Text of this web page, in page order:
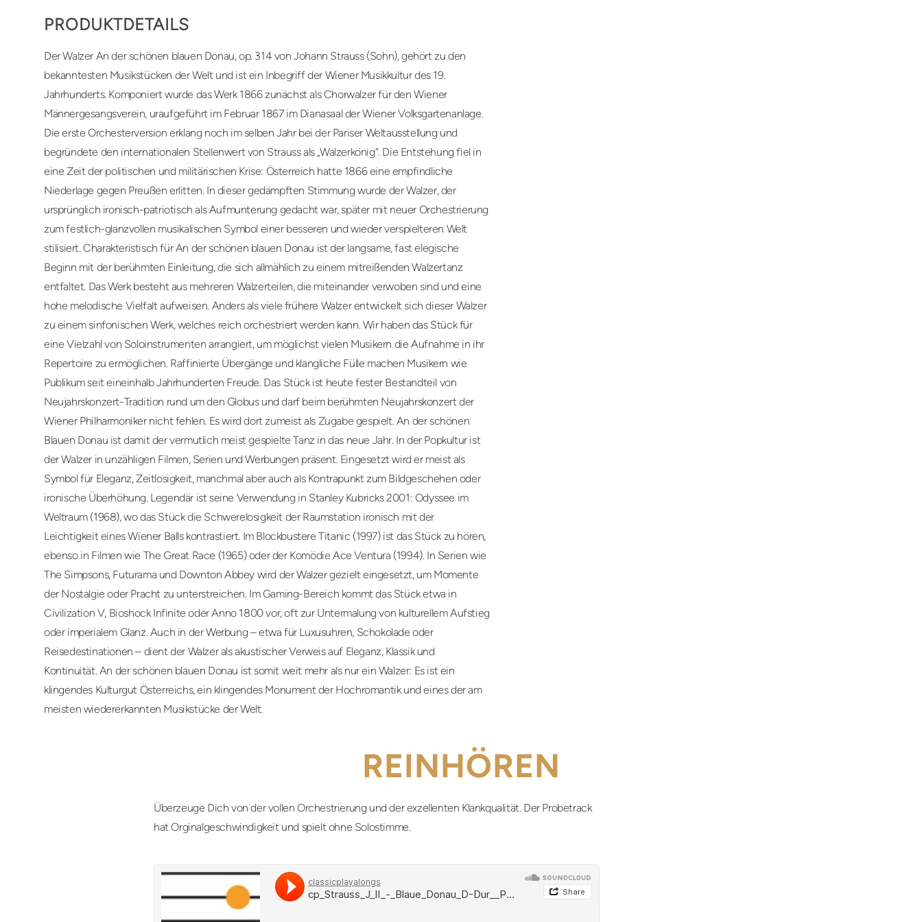
PRODUKTDETAILS
Der Walzer An der schönen blauen Donau, op. 314 von Johann Strauss (Sohn), gehört zu den
bekanntesten Musikstücken der Welt und ist ein Inbegriff der Wiener Musikkultur des 19.
Jahrhunderts. Komponiert wurde das Werk 1866 zunächst als Chorwalzer für den Wiener
Männergesangsverein, uraufgeführt im Februar 1867 im Dianasaal der Wiener Volksgartenanlage.
Die erste Orchesterversion erklang noch im selben Jahr bei der Pariser Weltausstellung und
begründete den internationalen Stellenwert von Strauss als „Walzerkönig“. Die Entstehung fiel in
eine Zeit der politischen und militärischen Krise: Österreich hatte 1866 eine empfindliche
Niederlage gegen Preußen erlitten. In dieser gedämpften Stimmung wurde der Walzer, der
ursprünglich ironisch-patriotisch als Aufmunterung gedacht war, später mit neuer Orchestrierung
zum festlich-glanzvollen musikalischen Symbol einer besseren und wieder verspielteren Welt
stilisiert. Charakteristisch für An der schönen blauen Donau ist der langsame, fast elegische
Beginn mit der berühmten Einleitung, die sich allmählich zu einem mitreißenden Walzertanz
entfaltet. Das Werk besteht aus mehreren Walzerteilen, die miteinander verwoben sind und eine
hohe melodische Vielfalt aufweisen. Anders als viele frühere Walzer entwickelt sich dieser Walzer
zu einem sinfonischen Werk, welches reich orchestriert werden kann. Wir haben das Stück für
eine Vielzahl von Soloinstrumenten arrangiert, um möglichst vielen Musikern die Aufnahme in ihr
Repertoire zu ermöglichen. Raffinierte Übergänge und klangliche Fülle machen Musikern wie
Publikum seit eineinhalb Jahrhunderten Freude. Das Stück ist heute fester Bestandteil von
Neujahrskonzert-Tradition rund um den Globus und darf beim berühmten Neujahrskonzert der
Wiener Philharmoniker nicht fehlen. Es wird dort zumeist als Zugabe gespielt. An der schönen
Blauen Donau ist damit der vermutlich meist gespielte Tanz in das neue Jahr. In der Popkultur ist
der Walzer in unzähligen Filmen, Serien und Werbungen präsent. Eingesetzt wird er meist als
Symbol für Eleganz, Zeitlosigkeit, manchmal aber auch als Kontrapunkt zum Bildgeschehen oder
ironische Überhöhung. Legendär ist seine Verwendung in Stanley Kubricks 2001: Odyssee im
Weltraum (1968), wo das Stück die Schwerelosigkeit der Raumstation ironisch mit der
Leichtigkeit eines Wiener Balls kontrastiert. Im Blockbustere Titanic (1997) ist das Stück zu hören,
ebenso in Filmen wie The Great Race (1965) oder der Komödie Ace Ventura (1994). In Serien wie
The Simpsons, Futurama und Downton Abbey wird der Walzer gezielt eingesetzt, um Momente
der Nostalgie oder Pracht zu unterstreichen. Im Gaming-Bereich kommt das Stück etwa in
Civilization V, Bioshock Infinite oder Anno 1800 vor, oft zur Untermalung von kulturellem Aufstieg
oder imperialem Glanz. Auch in der Werbung – etwa für Luxusuhren, Schokolade oder
Reisedestinationen – dient der Walzer als akustischer Verweis auf Eleganz, Klassik und
Kontinuität. An der schönen blauen Donau ist somit weit mehr als nur ein Walzer: Es ist ein
klingendes Kulturgut Österreichs, ein klingendes Monument der Hochromantik und eines der am
meisten wiedererkannten Musikstücke der Welt.
REINHÖREN
Überzeuge Dich von der vollen Orchestrierung und der exzellenten Klankqualität. Der Probetrack
hat Orginalgeschwindigkeit und spielt ohne Solostimme.